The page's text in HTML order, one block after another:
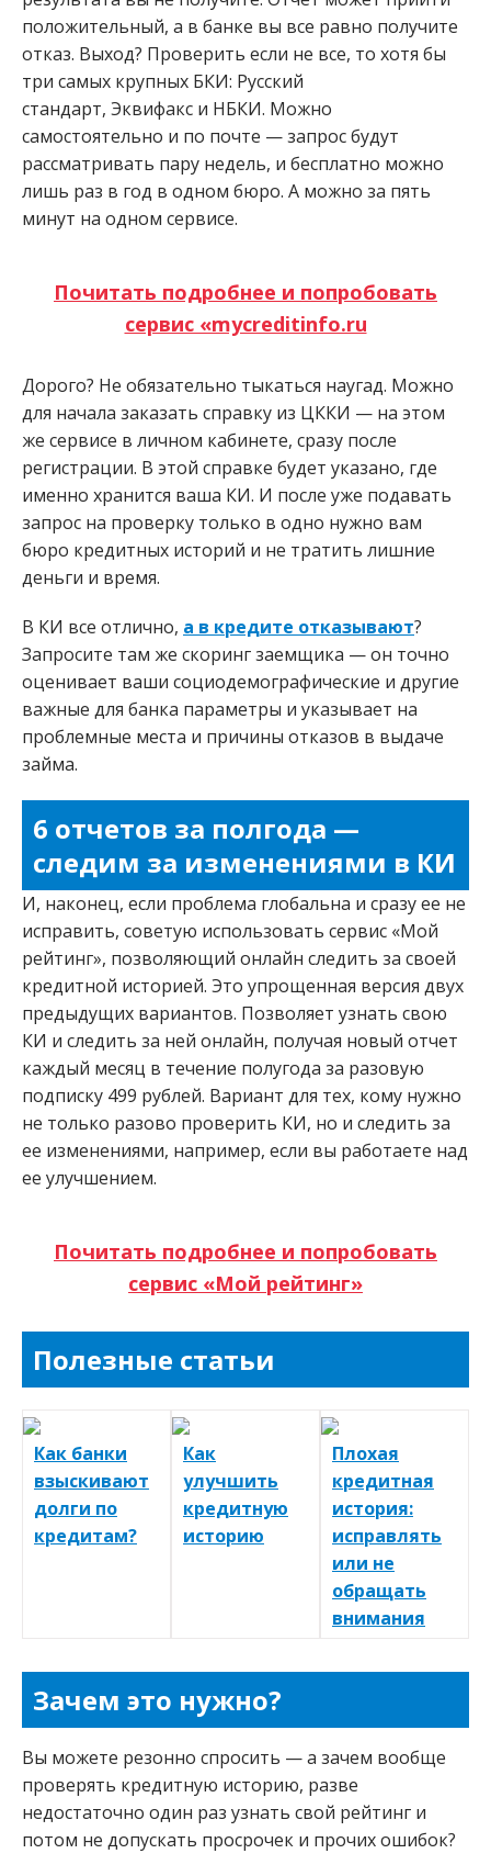
положительный, а в банке вы все равно получите
отказ. Выход? Проверить если не все, то хотя бы
три самых крупных БКИ: Русский
стандарт, Эквифакс и НБКИ. Можно
самостоятельно и по почте — запрос будут
рассматривать пару недель, и бесплатно можно
лишь раз в год в одном бюро. А можно за пять
минут на одном сервисе.
Почитать подробнее и попробовать
сервис «mycreditinfo.ru
Дорого? Не обязательно тыкаться наугад. Можно
для начала заказать справку из ЦККИ — на этом
же сервисе в личном кабинете, сразу после
регистрации. В этой справке будет указано, где
именно хранится ваша КИ. И после уже подавать
запрос на проверку только в одно нужно вам
бюро кредитных историй и не тратить лишние
деньги и время.
В КИ все отлично, а в кредите отказывают?
Запросите там же скоринг заемщика — он точно
оценивает ваши социодемографические и другие
важные для банка параметры и указывает на
проблемные места и причины отказов в выдаче
займа.
6 отчетов за полгода —
следим за изменениями в КИ
И, наконец, если проблема глобальна и сразу ее не
исправить, советую использовать сервис «Мой
рейтинг», позволяющий онлайн следить за своей
кредитной историей. Это упрощенная версия двух
предыдущих вариантов. Позволяет узнать свою
КИ и следить за ней онлайн, получая новый отчет
каждый месяц в течение полугода за разовую
подписку 499 рублей. Вариант для тех, кому нужно
не только разово проверить КИ, но и следить за
ее изменениями, например, если вы работаете над
ее улучшением.
Почитать подробнее и попробовать
сервис «Мой рейтинг»
Полезные статьи
Как банки
взыскивают
долги по
кредитам?
Как
улучшить
кредитную
историю
Плохая
кредитная
история:
исправлять
или не
обращать
внимания
Зачем это нужно?
Вы можете резонно спросить — а зачем вообще
проверять кредитную историю, разве
недостаточно один раз узнать свой рейтинг и
потом не допускать просрочек и прочих ошибок?